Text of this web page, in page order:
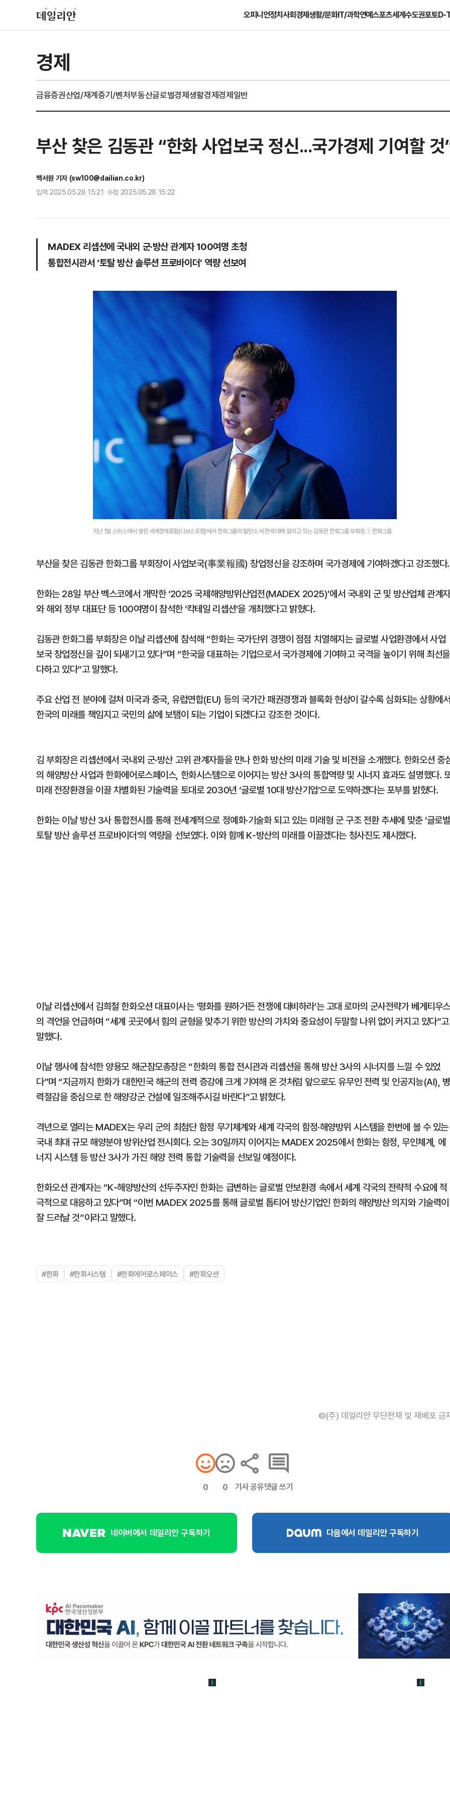
오피니언정치사회경제생활/문화IT/과학연예스포츠세계수도권포토D-
경제
금융증권산업/재계중기/벤처부동산글로벌경제생활경제경제일반
부산 찾은 김동관 “한화 사업보국 정신...국가경제 기여할 것
백서원 기자 (sw100@dailian.co.kr)
입력 2025.05.28 15:21 수정 2025.05.28 15:22
MADEX 리셉션에 국내외 군·방산 관계자 100여명 초청
통합전시관서 ‘토탈 방산 솔루션 프로바이더’ 역량 선보여
지난 1월 스위스에서 열린 세계경제포럼(다보스포럼)에서 한화그룹의 탈탄소 비전에 대해 알리고 있는 김동관 한화그룹 부회장.ⓒ한화그룹
부산을 찾은 김동관 한화그룹 부회장이 사업보국(事業報國) 창업정신을 강조하며 국가경제에 기여하겠다고 강조했다.
한화는 28일 부산 벡스코에서 개막한 ‘2025 국제해양방위산업전(MADEX 2025)’에서 국내외 군 및 방산업체 관계자
와 해외 정부 대표단 등 100여명이 참석한 ‘칵테일 리셉션’을 개최했다고 밝혔다.
김동관 한화그룹 부회장은 이날 리셉션에 참석해 “한화는 국가단위 경쟁이 점점 치열해지는 글로벌 사업환경에서 사업
보국 창업정신을 깊이 되새기고 있다”며 “한국을 대표하는 기업으로서 국가경제에 기여하고 국격을 높이기 위해 최선을
다하고 있다”고 말했다.
주요 산업 전 분야에 걸쳐 미국과 중국, 유럽연합(EU) 등의 국가간 패권경쟁과 블록화 현상이 갈수록 심화되는 상황에
한국의 미래를 책임지고 국민의 삶에 보탬이 되는 기업이 되겠다고 강조한 것이다.
김 부회장은 리셉션에서 국내외 군·방산 고위 관계자들을 만나 한화 방산의 미래 기술 및 비전을 소개했다. 한화오션 중
의 해양방산 사업과 한화에어로스페이스, 한화시스템으로 이어지는 방산 3사의 통합역량 및 시너지 효과도 설명했다.
미래 전장환경을 이끌 차별화된 기술력을 토대로 2030년 ‘글로벌 10대 방산기업’으로 도약하겠다는 포부를 밝혔다.
한화는 이날 방산 3사 통합전시를 통해 전세계적으로 정예화·기술화 되고 있는 미래형 군 구조 전환 추세에 맞춘 ‘글로벌
토탈 방산 솔루션 프로바이더’의 역량을 선보였다. 이와 함께 K-방산의 미래를 이끌겠다는 청사진도 제시했다.
이날 리셉션에서 김희철 한화오션 대표이사는 ‘평화를 원하거든 전쟁에 대비하라’는 고대 로마의 군사전략가 베게티우스
의 격언을 언급하며 “세계 곳곳에서 힘의 균형을 맞추기 위한 방산의 가치와 중요성이 두말할 나위 없이 커지고 있다”고
말했다.
이날 행사에 참석한 양용모 해군참모총장은 “한화의 통합 전시관과 리셉션을 통해 방산 3사의 시너지를 느낄 수 있었
다”며 “지금까지 한화가 대한민국 해군의 전력 증강에 크게 기여해 온 것처럼 앞으로도 유무인 전력 및 인공지능(AI), 병
력절감을 중심으로 한 해양강군 건설에 일조해주시길 바란다”고 밝혔다.
격년으로 열리는 MADEX는 우리 군의 최첨단 함정 무기체계와 세계 각국의 함정·해양방위 시스템을 한번에 볼 수 있는
국내 최대 규모 해양분야 방위산업 전시회다. 오는 30일까지 이어지는 MADEX 2025에서 한화는 함정, 무인체계, 에
너지 시스템 등 방산 3사가 가진 해양 전력 통합 기술력을 선보일 예정이다.
한화오션 관계자는 “K-해양방산의 선두주자인 한화는 급변하는 글로벌 안보환경 속에서 세계 각국의 전략적 수요에 적
극적으로 대응하고 있다”며 “이번 MADEX 2025를 통해 글로벌 톱티어 방산기업인 한화의 해양방산 의지와 기술력이
잘 드러날 것”이라고 말했다.
#한화 #한화시스템 #한화에어로스페이스 #한화오션
©(주) 데일리안 무단전재 및 재배포 금
0 0 기사 공유댓글 쓰기
네이버에서 데일리안 구독하기 다음에서 데일리안 구독하기